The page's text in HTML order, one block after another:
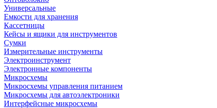
Универсальные
Емкости для хранения
Кассетницы
Кейсы и ящики для инструментов
Сумки
Измерительные инструменты
Электроинструмент
Электронные компоненты
Микросхемы
Микросхемы управления питанием
Микросхемы для автоэлектроники
Интерфейсные микросхемы